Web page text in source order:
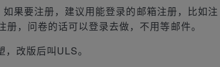
果要注册，建议用能登录的邮箱注册，比如注
，问卷的话可以登录去做，不用等邮件。
改版后叫ULS。